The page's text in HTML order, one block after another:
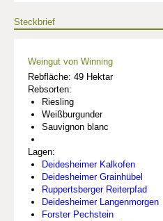
Steckbrief
Weingut von Winning
Rebfläche: 49 Hektar
Rebsorten:
Riesling
Weißburgunder
Sauvignon blanc
Lagen:
Deidesheimer Kalkofen
Deidesheimer Grainhübel
Ruppertsberger Reiterpfad
Deidesheimer Langenmorgen
Forster Pechstein